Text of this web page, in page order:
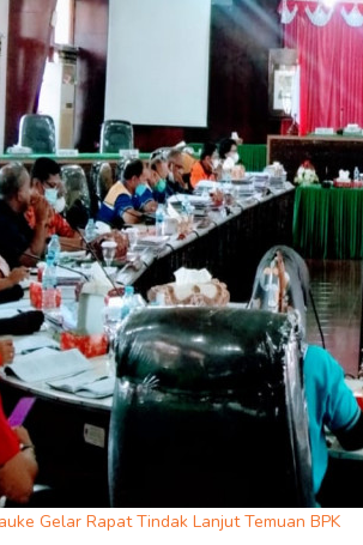
Gelar Rapat Tindak Lanjut Temuan BPK